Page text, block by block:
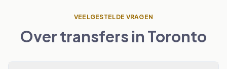
VEELGESTELDE VRAGEN
Over transfers in Toronto